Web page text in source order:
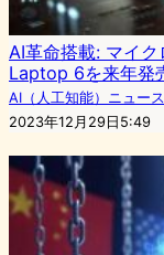
AI革命搭載: マイ
Laptop 6を来年発
AI（人工知能）ニュース
2023年12月29日5:49